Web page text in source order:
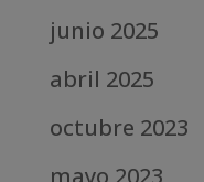
junio 2025
abril 2025
octubre 2023
mayo 2023